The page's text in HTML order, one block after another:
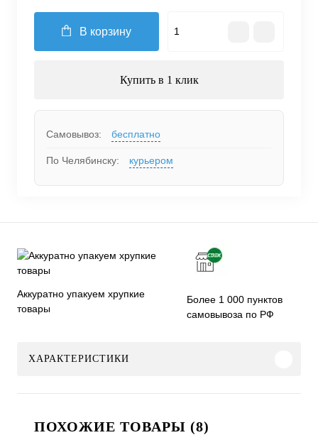
В корзину
Купить в 1 клик
Самовывоз: бесплатно
По Челябинску: курьером
Аккуратно упакуем хрупкие
товары
Более 1 000 пунктов
самовывоза по РФ
ХАРАКТЕРИСТИКИ
ПОХОЖИЕ ТОВАРЫ (8)